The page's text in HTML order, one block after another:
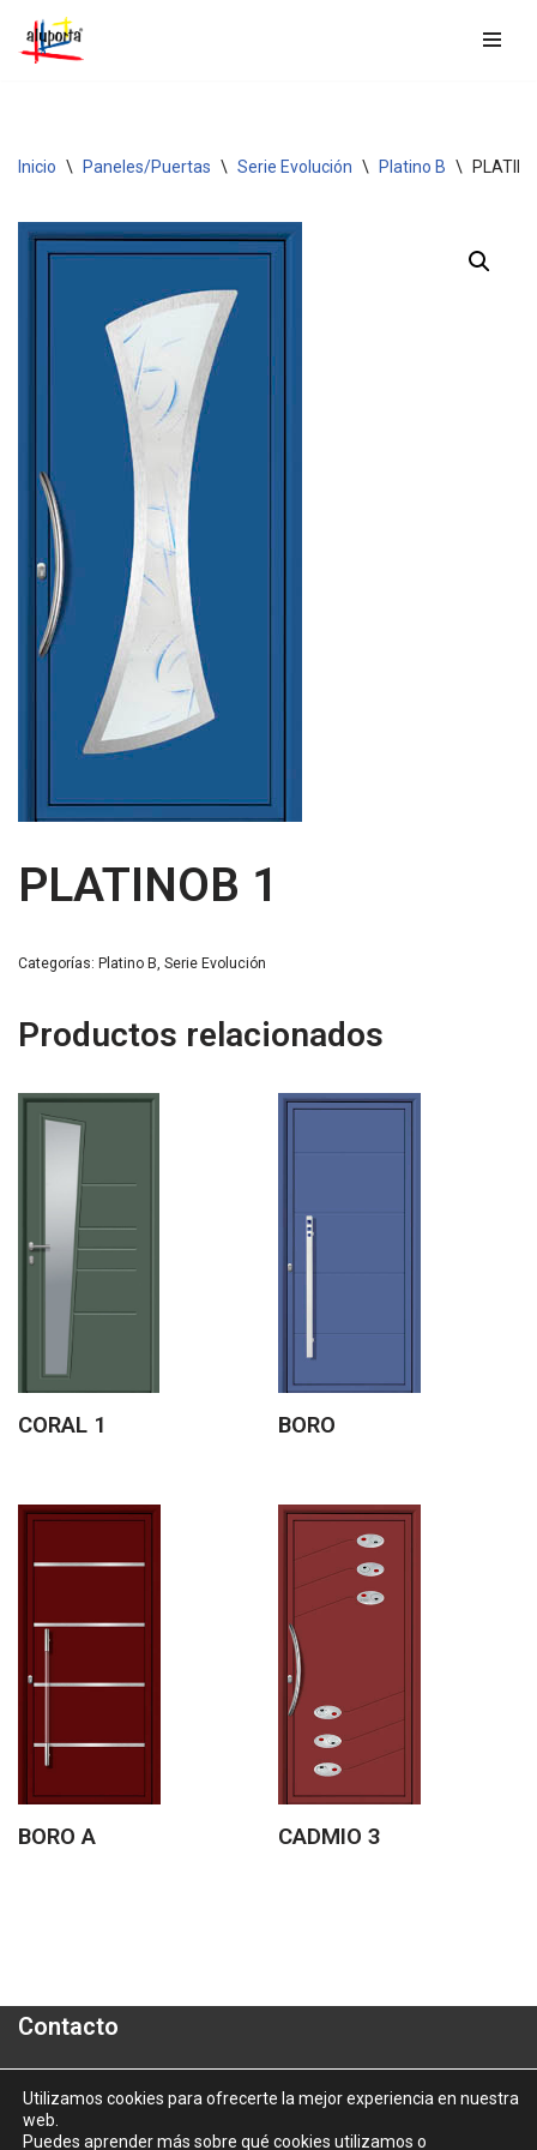
Saltar
Inicio \ Paneles/Puertas \ Serie Evolución \ Platino B \
PLATINOB 1
Categorías: Platino B, Serie Evolución
Productos relacionados
CORAL 1 BORO
BORO A CADMIO 3
Contacto
Polígono Industrial "A Granxa"- Paralela 2- Parcela 16
informacion@aluporta.com
Utilizamos cookies para ofrecerte la mejor experiencia en nuestra
web.
Puedes aprender más sobre qué cookies utilizamos o